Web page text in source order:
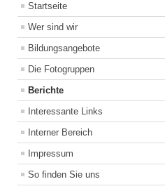
Startseite
Wer sind wir
Bildungsangebote
Die Fotogruppen
Berichte
Interessante Links
Interner Bereich
Impressum
So finden Sie uns